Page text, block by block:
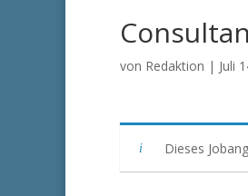
von Redaktion | Juli
Dieses